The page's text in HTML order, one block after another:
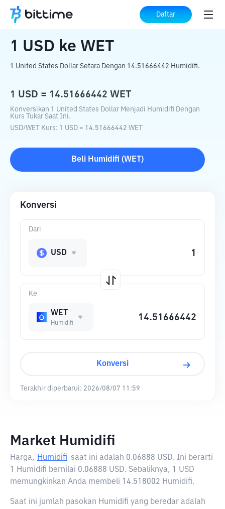
Daftar
Beranda Konverter Kripto ke WET
1 USD ke WET
1 United States Dollar Setara Dengan 14.51666442 Humidifi.
1 USD = 14.51666442 WET
Konversikan 1 United States Dollar Menjadi Humidifi Dengan
Kurs Tukar Saat Ini.
USD/WET Kurs: 1 USD = 14.51666442 WET
Beli Humidifi (WET )
Konversi
Ke
WET
Humidifi
Dari
USD
Konversi
Terakhir diperbarui: 2026/08/07 11:59
Market Humidifi
Harga, Humidifi saat ini adalah 0.06888 USD. Ini berarti
1 Humidifi bernilai 0.06888 USD. Sebaliknya, 1 USD
memungkinkan Anda membeli 14.518002 Humidifi.
Saat ini jumlah pasokan Humidifi yang beredar adalah